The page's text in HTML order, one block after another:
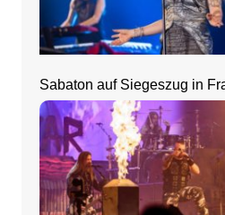
Sabaton auf Siegeszug in